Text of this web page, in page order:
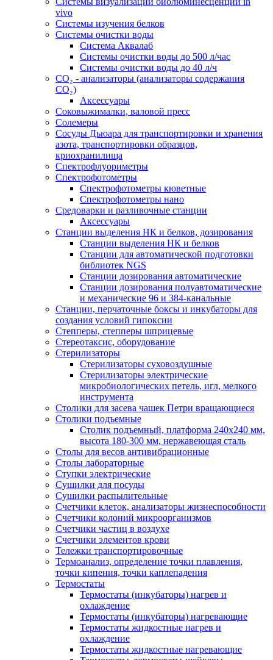
vivo
Системы изучения белков
Системы очистки воды
Система Аквалаб
Системы очистки воды до 500 л/час
Системы очистки воды до 40 л/ч
СО₂ - анализаторы (анализаторы содержания
СО₂)
Аксессуары
Соковыжималки, валовой пресс
Солемеры
Сосуды Дьюара для транспортировки и хранения
азота, транспортировки образцов,
криохранилища
Спектрофлуориметры
Спектрофотометры
Спектрофотометры кюветные
Спектрофотометры нано
Средоварки и разливочные станции
Аксессуары
Станции выделения НК и белков, дозирования
Станции выделения НК и белков
Станции для автоматической подготовки
библиотек NGS
Станции дозирования автоматические
Станции дозирования полуавтоматические
и механические 96 и 384-канальные
Станции, перчаточные боксы и инкубаторы для
создания условий гипоксии
Степперы, степперы шприцевые
Стереотаксис, оборудование
Стерилизаторы
Стерилизаторы суховоздушные
Стерилизаторы электрические
микробиологических петель, игл, мелкого
инструмента
Столики для засева чашек Петри вращающиеся
Столики подъемные
Столик подъемный, платформа 240х240 мм,
высота 180-300 мм, нержавеющая сталь
Столы для весов антивибрационные
Столы лабораторные
Ступки электрические
Сушилки для посуды
Сушилки распылительные
Счетчики клеток, анализаторы жизнеспособности
Счетчики колоний микроорганизмов
Счетчики частиц в воздухе
Счетчики элементов крови
Тележки транспортировочные
Термоанализ, определение точки плавления,
точки кипения, точки каплепадения
Термостаты
Термостаты (инкубаторы) нагрев и
охлаждение
Термостаты (инкубаторы) нагревающие
Термостаты жидкостные нагрев и
охлаждение
Термостаты жидкостные нагревающие